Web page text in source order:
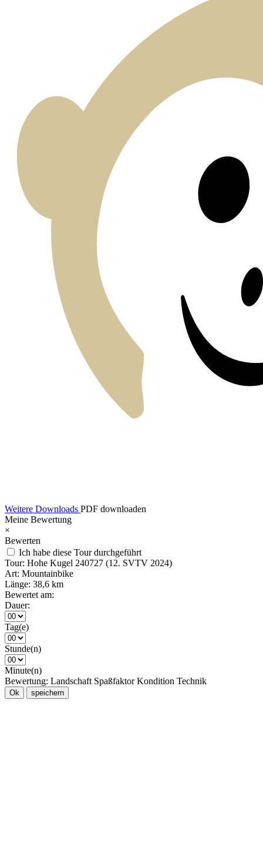
Weitere Downloads PDF downloaden
Meine Bewertung
×
Bewerten
Ich habe diese Tour durchgeführt
Tour: Hohe Kugel 240727 (12. SVTV 2024)
Art: Mountainbike
Länge: 38,6 km
Bewertet am:
Dauer:
Tag(e)
Stunde(n)
Minute(n)
Bewertung: Landschaft Spaßfaktor Kondition Technik
Ok speichern